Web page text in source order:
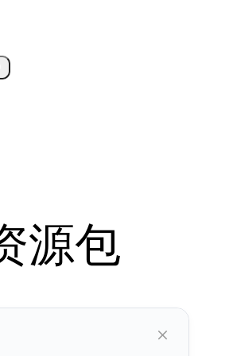
源包
×